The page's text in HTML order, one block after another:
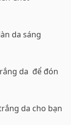
da sáng
da để đón
da cho bạn